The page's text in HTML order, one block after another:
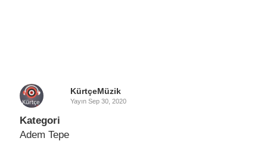
KürtçeMüzik
Yayın Sep 30, 2020
Kategori
Adem Tepe